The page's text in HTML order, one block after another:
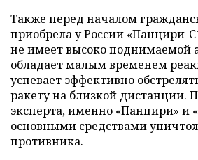
Также перед началом
приобрела у России «Панцири-
не имеет высоко поднимаемой
обладает малым временем
успевает эффективно
ракету на близкой дистанции.
эксперта, именно «Панцири» и
основными средствами
противника.